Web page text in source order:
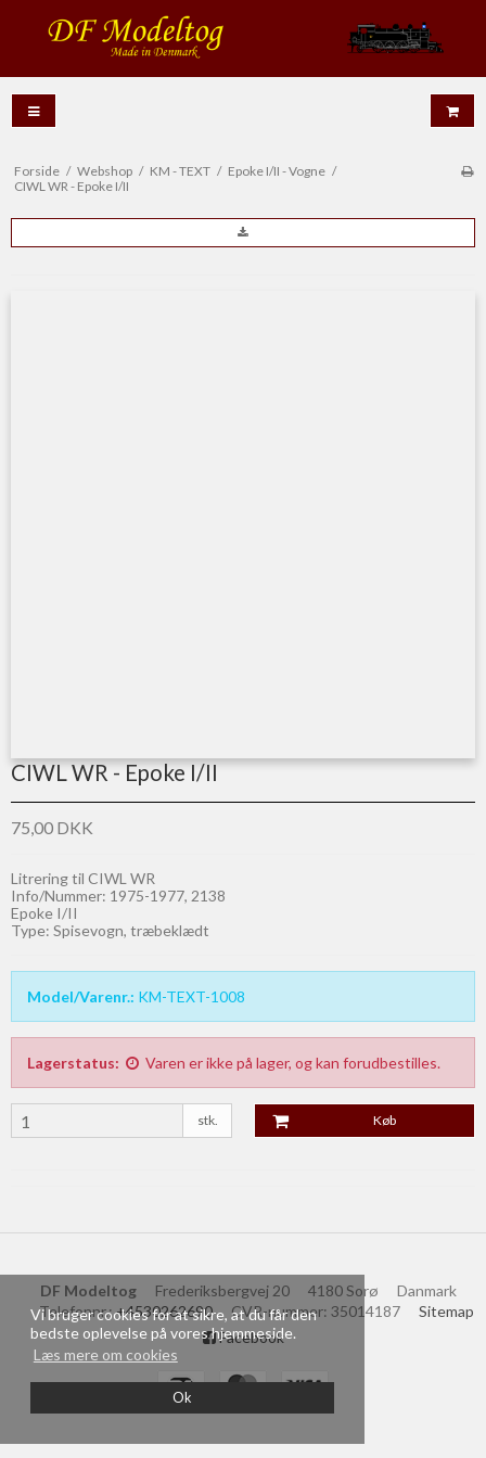
Vi bruger cookies for at sikre, at du får den
bedste oplevelse på vores hjemmeside.
Læs mere om cookies
Ok
Forside / Webshop / KM - TEXT / Epoke I/II - Vogne /
CIWL WR - Epoke I/II
CIWL WR - Epoke I/II
75,00 DKK
Litrering til CIWL WR
Info/Nummer: 1975-1977, 2138
Epoke I/II
Type: Spisevogn, træbeklædt
Model/Varenr.: KM-TEXT-1008
Lagerstatus: Varen er ikke på lager, og kan forudbestilles.
stk. Køb
DF Modeltog Frederiksbergvej 20 4180 Sorø
Danmark
Telefonnr.: +4530262690 CVR-nummer: 35014187
Sitemap
Facebook